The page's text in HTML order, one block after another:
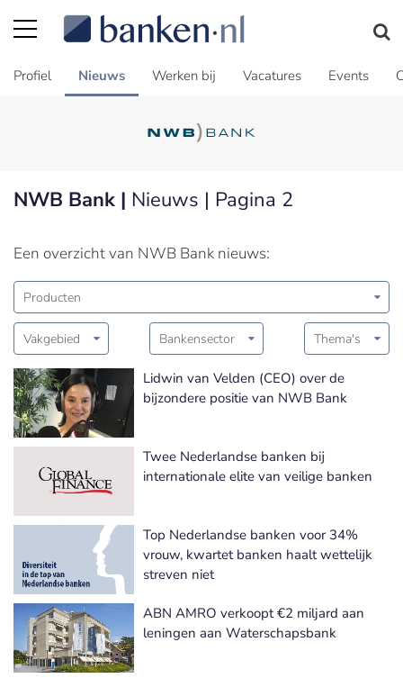
Profiel Nieuws Werken bij Vacatures Events
NWB Bank | Nieuws | Pagina 2
Een overzicht van NWB Bank nieuws:
Producten
Vakgebied Bankensector Thema's
Lidwin van Velden (CEO) over de
bijzondere positie van NWB Bank
Twee Nederlandse banken bij
internationale elite van veilige banken
Top Nederlandse banken voor 34%
vrouw, kwartet banken haalt wettelijk
streven niet
ABN AMRO verkoopt €2 miljard aan
leningen aan Waterschapsbank